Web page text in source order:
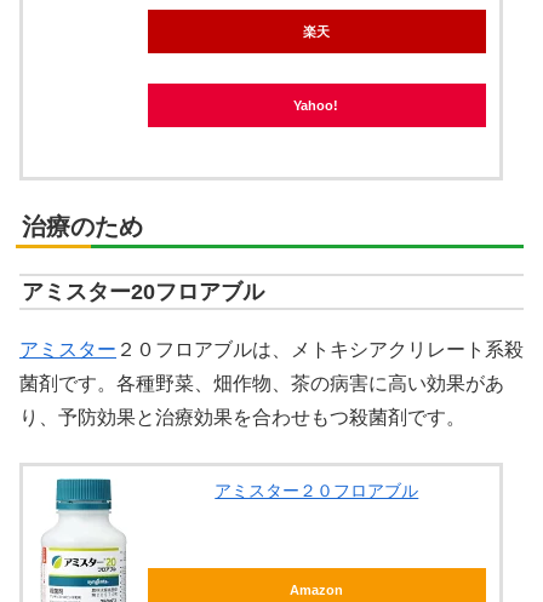
楽天
Yahoo!
治療のため
アミスター20フロアブル
アミスター ２０フロアブルは、メトキシアクリレート系殺
菌剤です。各種野菜、畑作物、茶の病害に高い効果があ
り、予防効果と治療効果を合わせもつ殺菌剤です。
アミスター２０フロアブル
Amazon